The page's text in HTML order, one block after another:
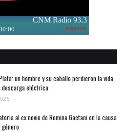
un hombre y su caballo perdieron la vida
eléctrica
al ex novio de Romina Gaetani en la causa